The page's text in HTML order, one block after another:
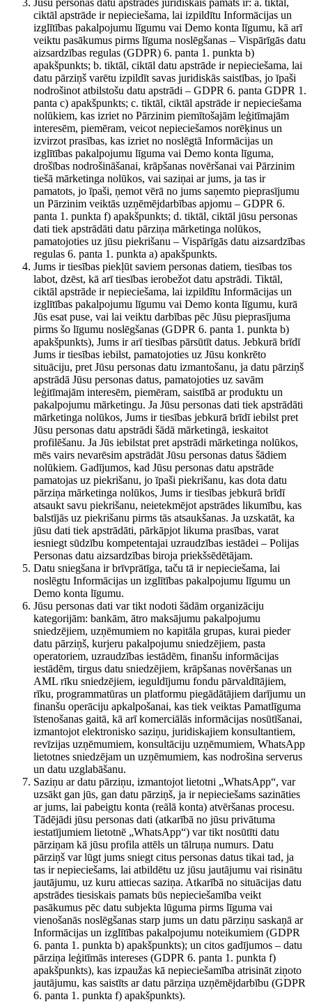
Jūsu personas datu apstrādes juridiskais pamats ir: a. tiktāl,
ciktāl apstrāde ir nepieciešama, lai izpildītu Informācijas un
izglītības pakalpojumu līgumu vai Demo konta līgumu, kā arī
veiktu pasākumus pirms līguma noslēgšanas – Vispārīgās datu
aizsardzības regulas (GDPR) 6. panta 1. punkta b)
apakšpunkts; b. tiktāl, ciktāl datu apstrāde ir nepieciešama, lai
datu pārziņš varētu izpildīt savas juridiskās saistības, jo īpaši
nodrošinot atbilstošu datu apstrādi – GDPR 6. panta GDPR 1.
panta c) apakšpunkts; c. tiktāl, ciktāl apstrāde ir nepieciešama
nolūkiem, kas izriet no Pārzinim piemītošajām leģitīmajām
interesēm, piemēram, veicot nepieciešamos norēķinus un
izvirzot prasības, kas izriet no noslēgtā Informācijas un
izglītības pakalpojumu līguma vai Demo konta līguma,
drošības nodrošināšanai, krāpšanas novēršanai vai Pārzinim
tiešā mārketinga nolūkos, vai saziņai ar jums, ja tas ir
pamatots, jo īpaši, ņemot vērā no jums saņemto pieprasījumu
un Pārzinim veiktās uzņēmējdarbības apjomu – GDPR 6.
panta 1. punkta f) apakšpunkts; d. tiktāl, ciktāl jūsu personas
dati tiek apstrādāti datu pārziņa mārketinga nolūkos,
pamatojoties uz jūsu piekrišanu – Vispārīgās datu aizsardzības
regulas 6. panta 1. punkta a) apakšpunkts.
Jums ir tiesības piekļūt saviem personas datiem, tiesības tos
labot, dzēst, kā arī tiesības ierobežot datu apstrādi. Tiktāl,
ciktāl apstrāde ir nepieciešama, lai izpildītu Informācijas un
izglītības pakalpojumu līgumu vai Demo konta līgumu, kurā
Jūs esat puse, vai lai veiktu darbības pēc Jūsu pieprasījuma
pirms šo līgumu noslēgšanas (GDPR 6. panta 1. punkta b)
apakšpunkts), Jums ir arī tiesības pārsūtīt datus. Jebkurā brīdī
Jums ir tiesības iebilst, pamatojoties uz Jūsu konkrēto
situāciju, pret Jūsu personas datu izmantošanu, ja datu pārziņš
apstrādā Jūsu personas datus, pamatojoties uz savām
leģitīmajām interesēm, piemēram, saistībā ar produktu un
pakalpojumu mārketingu. Ja Jūsu personas dati tiek apstrādāti
mārketinga nolūkos, Jums ir tiesības jebkurā brīdī iebilst pret
Jūsu personas datu apstrādi šādā mārketingā, ieskaitot
profilēšanu. Ja Jūs iebilstat pret apstrādi mārketinga nolūkos,
mēs vairs nevarēsim apstrādāt Jūsu personas datus šādiem
nolūkiem. Gadījumos, kad Jūsu personas datu apstrāde
pamatojas uz piekrišanu, jo īpaši piekrišanu, kas dota datu
pārziņa mārketinga nolūkos, Jums ir tiesības jebkurā brīdī
atsaukt savu piekrišanu, neietekmējot apstrādes likumību, kas
balstījās uz piekrišanu pirms tās atsaukšanas. Ja uzskatāt, ka
jūsu dati tiek apstrādāti, pārkāpjot likuma prasības, varat
iesniegt sūdzību kompetentajai uzraudzības iestādei – Polijas
Personas datu aizsardzības biroja priekšsēdētājam.
Datu sniegšana ir brīvprātīga, taču tā ir nepieciešama, lai
noslēgtu Informācijas un izglītības pakalpojumu līgumu un
Demo konta līgumu.
Jūsu personas dati var tikt nodoti šādām organizāciju
kategorijām: bankām, ātro maksājumu pakalpojumu
sniedzējiem, uzņēmumiem no kapitāla grupas, kurai pieder
datu pārziņš, kurjeru pakalpojumu sniedzējiem, pasta
operatoriem, uzraudzības iestādēm, finanšu informācijas
iestādēm, tirgus datu sniedzējiem, krāpšanas novēršanas un
AML rīku sniedzējiem, ieguldījumu fondu pārvaldītājiem,
rīku, programmatūras un platformu piegādātājiem darījumu un
finanšu operāciju apkalpošanai, kas tiek veiktas Pamatlīguma
īstenošanas gaitā, kā arī komerciālās informācijas nosūtīšanai,
izmantojot elektronisko saziņu, juridiskajiem konsultantiem,
revīzijas uzņēmumiem, konsultāciju uzņēmumiem, WhatsApp
lietotnes sniedzējam un uzņēmumiem, kas nodrošina serverus
un datu uzglabāšanu.
Saziņu ar datu pārziņu, izmantojot lietotni „WhatsApp“, var
uzsākt gan jūs, gan datu pārziņš, ja ir nepieciešams sazināties
ar jums, lai pabeigtu konta (reālā konta) atvēršanas procesu.
Tādējādi jūsu personas dati (atkarībā no jūsu privātuma
iestatījumiem lietotnē „WhatsApp“) var tikt nosūtīti datu
pārziņam kā jūsu profila attēls un tālruņa numurs. Datu
pārziņš var lūgt jums sniegt citus personas datus tikai tad, ja
tas ir nepieciešams, lai atbildētu uz jūsu jautājumu vai risinātu
jautājumu, uz kuru attiecas saziņa. Atkarībā no situācijas datu
apstrādes tiesiskais pamats būs nepieciešamība veikt
pasākumus pēc datu subjekta lūguma pirms līguma vai
vienošanās noslēgšanas starp jums un datu pārziņu saskaņā ar
Informācijas un izglītības pakalpojumu noteikumiem (GDPR
6. panta 1. punkta b) apakšpunkts); un citos gadījumos – datu
pārziņa leģitīmās intereses (GDPR 6. panta 1. punkta f)
apakšpunkts), kas izpaužas kā nepieciešamība atrisināt ziņoto
jautājumu, kas saistīts ar datu pārziņa uzņēmējdarbību (GDPR
6. panta 1. punkta f) apakšpunkts).